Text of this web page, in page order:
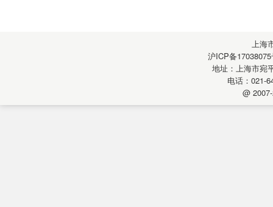
上海
沪ICP备
地址：上海市宛
电话：021-
@